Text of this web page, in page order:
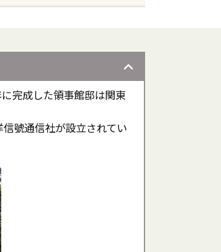
完成した領事館邸は関東
號通信社が設立されてい